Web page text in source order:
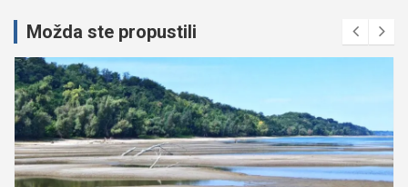
Možda ste propustili